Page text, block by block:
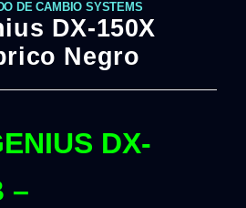
DE CAMBIO SYSTEMS
DX-150X
Negro
DX-
–